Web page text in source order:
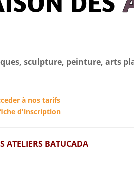
sculpture, peinture, arts
à nos tarifs
d'inscription
ATELIERS BATUCADA